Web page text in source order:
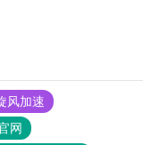
风加速
网